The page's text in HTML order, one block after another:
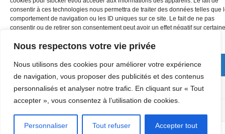
Nous respectons votre vie privée
Nous utilisons des cookies pour améliorer votre expérience
de navigation, vous proposer des publicités et des contenus
personnalisés et analyser notre trafic. En cliquant sur « Tout
accepter », vous consentez à l’utilisation de cookies.
Personnaliser Tout refuser Accepter tout
consentir à ces technologies nous permettra de traiter des données telles que
comportement de navigation ou les ID uniques sur ce site. Le fait de ne pas
consentir ou de retirer son consentement peut avoir un effet négatif sur
Accepter
Refuser